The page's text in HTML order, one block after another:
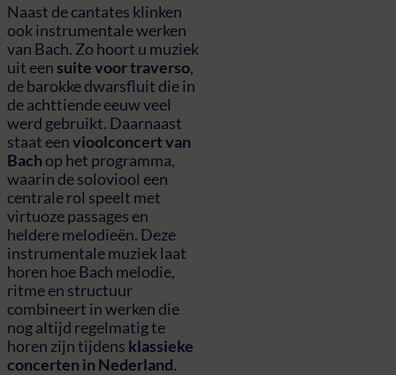
Naast de cantates klinken
ook instrumentale werken
van Bach. Zo hoort u muziek
uit eensuite voor traverso,
de barokke dwarsfluit die in
de achttiende eeuw veel
werd gebruikt. Daarnaast
staat eenvioolconcert van
Bach op het programma,
waarin de soloviool een
centrale rol speelt met
virtuoze passages en
heldere melodieën. Deze
instrumentale muziek laat
horen hoe Bach melodie,
ritme en structuur
combineert in werken die
nog altijd regelmatig te
horen zijn tijdens klassieke
concerten in Nederland.